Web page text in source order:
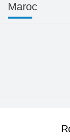
Maroc